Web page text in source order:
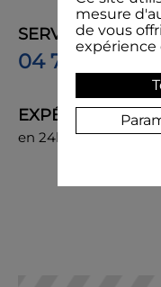
SERVICE CLIENT
04 74 85 50 00
EXPÉDITION
en 24h, livraison
mesure
de vous
expérience